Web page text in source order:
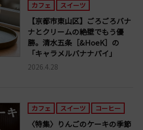
カフェ スイーツ
【京都市東山区】ごろごろバナ
ナとクリームの絶壁でもう優
勝。清水五条［&HoeK］の
「キャラメルバナナパイ」
2026.4.28
カフェ スイーツ コーヒー
〈特集〉りんごのケーキの季節